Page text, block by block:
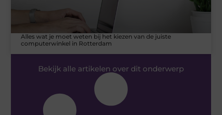
Alles wat je moet weten bij het kiezen van de juiste
computerwinkel in Rotterdam
Bekijk alle artikelen over dit onderwerp